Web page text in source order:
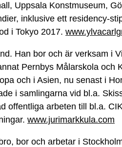
Uppsala Konstmuseum,
inklusive ett residency-
i Tokyo 2017.
Han bor och är verksam i
Pernbys Målarskola och
och i Asien, nu senast i
i samlingarna vid bl.a.
offentliga arbeten till bl.a.
www.jurimarkkula.com
bor och arbetar i